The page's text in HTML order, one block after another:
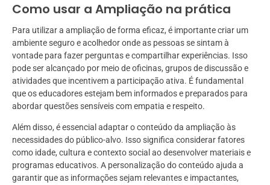
Como usar a Ampliação na prática
Para utilizar a ampliação de forma eficaz, é importante criar um
ambiente seguro e acolhedor onde as pessoas se sintam à
vontade para fazer perguntas e compartilhar experiências. Isso
pode ser alcançado por meio de oficinas, grupos de discussão e
atividades que incentivem a participação ativa. É fundamental
que os educadores estejam bem informados e preparados para
abordar questões sensíveis com empatia e respeito.
Além disso, é essencial adaptar o conteúdo da ampliação às
necessidades do público-alvo. Isso significa considerar fatores
como idade, cultura e contexto social ao desenvolver materiais e
programas educativos. A personalização do conteúdo ajuda a
garantir que as informações sejam relevantes e impactantes,